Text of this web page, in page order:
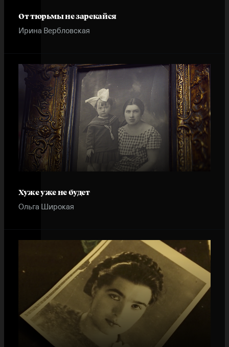
От тюрьмы не зарекайся
Ирина Вербловская
Хуже уже не будет
Ольга Широкая